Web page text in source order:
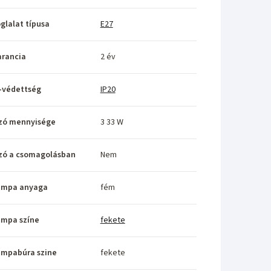
típusa E27
2 év
védettség IP20
mennyisége 3 33 W
a csomagolásban Nem
anyaga fém
színe fekete
szine fekete